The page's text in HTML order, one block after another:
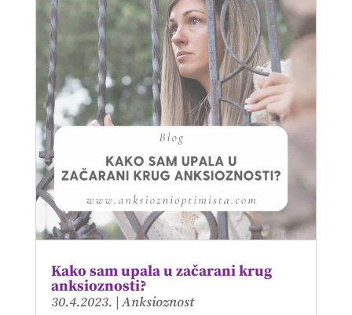
Kako sam upala u začarani krug
anksioznosti?
30.4.2023. |Anksioznost